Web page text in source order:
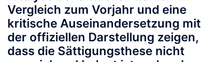
Vergleich zum Vorjahr und eine
kritische Auseinandersetzung mit
der offiziellen Darstellung zeigen,
dass die Sättigungsthese nicht